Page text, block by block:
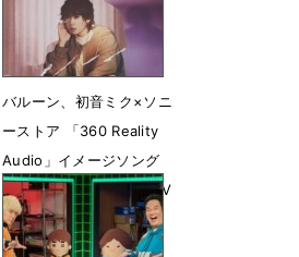
バルーン、初音ミク×ソニ
ーストア 「360 Reality
Audio」イメージソング
「花に風」配信開始＆MV
公開
2月10日 18時44分